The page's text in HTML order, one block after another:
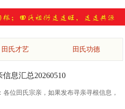
田氏才艺 田氏功德
信息汇总20260510
各位田氏宗亲，如果发布寻亲寻根信息，